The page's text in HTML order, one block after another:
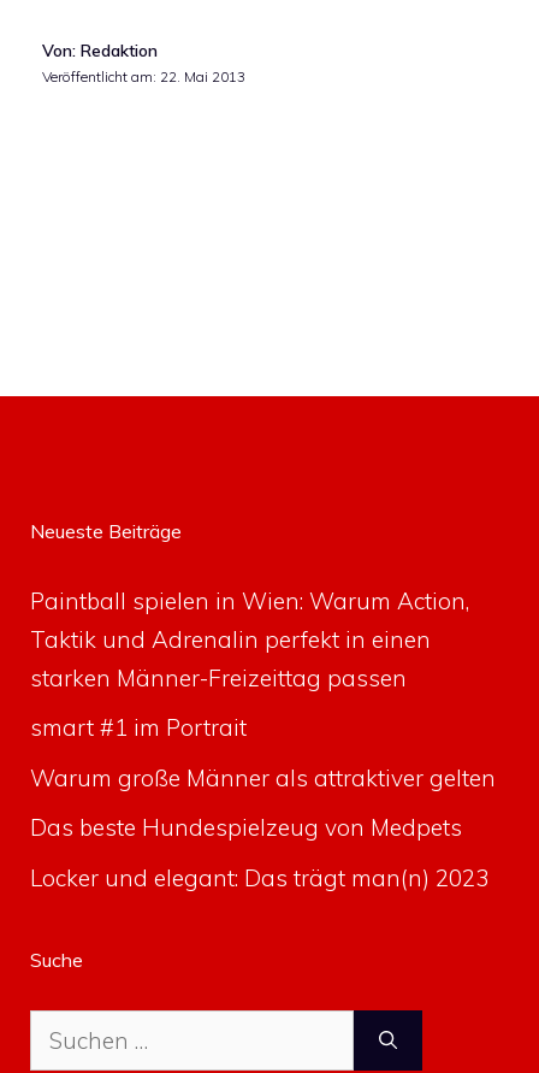
Von: Redaktion
Veröffentlicht am: 22. Mai 2013
Neueste Beiträge
Paintball spielen in Wien: Warum Action,
Taktik und Adrenalin perfekt in einen
starken Männer-Freizeittag passen
smart #1 im Portrait
Warum große Männer als attraktiver gelten
Das beste Hundespielzeug von Medpets
Locker und elegant: Das trägt man(n) 2023
Suche
Suche
nach: